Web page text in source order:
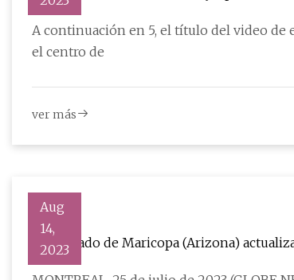
A continuación en 5, el título del video de
el centro de
ver más
Aug
14,
2023
El condado de Maricopa (Arizona)